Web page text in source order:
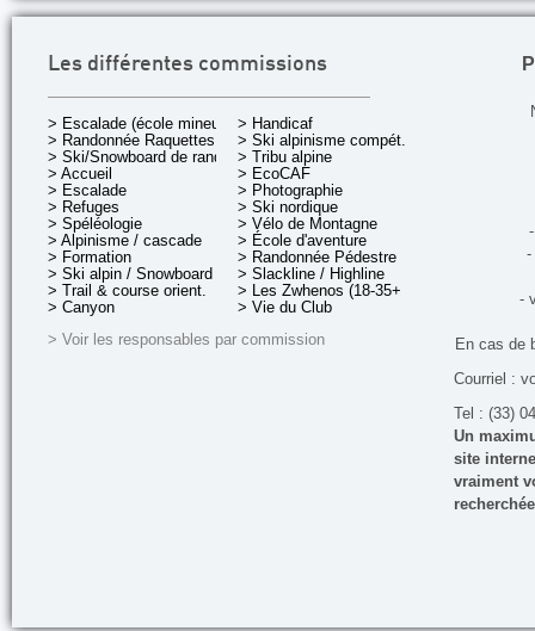
Les différentes commissions
> Escalade (école mineurs)
> Randonnée Raquettes
> Ski/Snowboard de rando.
> Accueil
> Escalade
> Refuges
> Spéléologie
> Alpinisme / cascade
> Formation
> Ski alpin / Snowboard
> Trail & course orient.
> Canyon
> Handicaf
> Ski alpinisme compét.
> Tribu alpine
> EcoCAF
> Photographie
> Ski nordique
> Vélo de Montagne
> École d'aventure
> Randonnée Pédestre
> Slackline / Highline
> Les Zwhenos (18-35+ ans)
> Vie du Club
> Voir les responsables par commission
-
-
En cas de
Courriel :
Tel : (33)
Un
site
vraiment